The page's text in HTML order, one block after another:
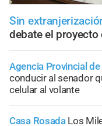
Sin
debate el
Agencia Provincial de
conducir al senador
celular al volante
Casa Rosada Los